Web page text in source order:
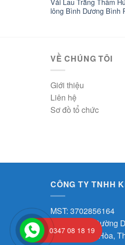
lông Bình Dương Bình
VỀ CHÚNG TÔI
Giới thiệu
Liên hệ
Sơ đồ tổ chức
CÔNG TY TNHH
MST: 3702856164
Địa chỉ: J30 Đường
Phường Thới Hòa,
0347 08 18 19